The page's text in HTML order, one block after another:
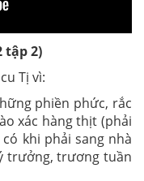
tập 2)
Tị vì:
phiền phức, rắc
xác hàng thịt (phải
khi phải sang nhà
trưởng, trương tuần